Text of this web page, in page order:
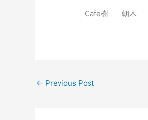
Cafe樹 朝木
← Previous Post